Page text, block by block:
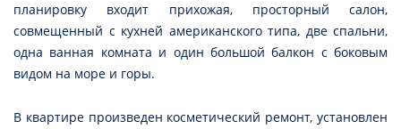
планировку входит прихожая, просторный салон,
совмещенный с кухней американского типа, две спальни,
одна ванная комната и один большой балкон с боковым
видом на море и горы.
В квартире произведен косметический ремонт, установлен